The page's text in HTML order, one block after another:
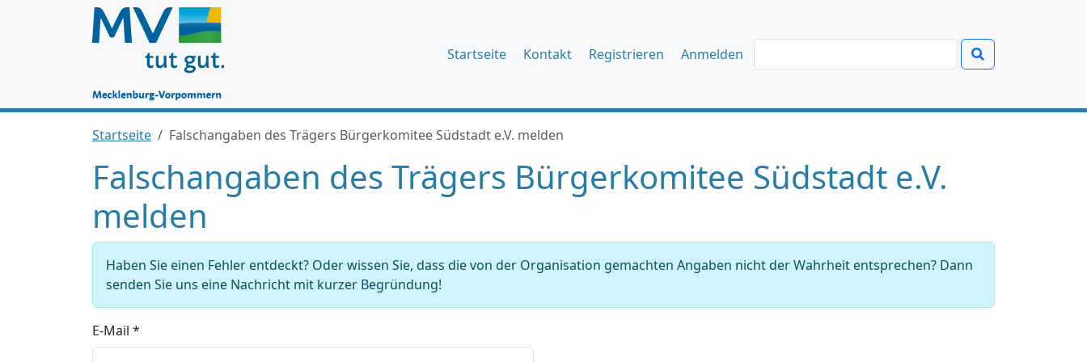
Startseite Kontakt Registrieren Anmelden
Startseite Falschangaben des Trägers Bürgerkomitee Südstadt e.V. melden
Falschangaben des Trägers Bürgerkomitee Südstadt e.V.
melden
Haben Sie einen Fehler entdeckt? Oder wissen Sie, dass die von der Organisation gemachten Angaben nicht der Wahrheit entsprechen? Dann
senden Sie uns eine Nachricht mit kurzer Begründung!
E-Mail *